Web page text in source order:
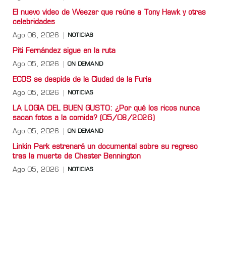
El nuevo video de Weezer que reúne a Tony Hawk y otras
celebridades
Ago 06, 2026 NOTICIAS
Piti Fernández sigue en la ruta
Ago 05, 2026 ON DEMAND
ECOS se despide de la Ciudad de la Furia
Ago 05, 2026 NOTICIAS
LA LOGIA DEL BUEN GUSTO: ¿Por qué los ricos nunca
sacan fotos a la comida? (05/08/2026)
Ago 05, 2026 ON DEMAND
Linkin Park estrenará un documental sobre su regreso
tras la muerte de Chester Bennington
Ago 05, 2026 NOTICIAS